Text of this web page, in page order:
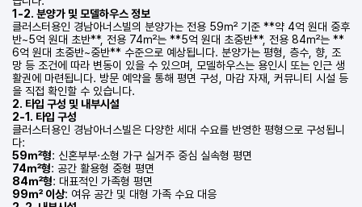
1-2. 분양가 및 모델하우스 정보
클러스터용인 경남아너스빌의 분양가는 전용 59㎡ 기준 **약 4억 원대 중후
반~5억 원대 초반**, 전용 74㎡는 **5억 원대 초중반**, 전용 84㎡는 **
6억 원대 초중반~중반** 수준으로 예상됩니다. 분양가는 평형, 층수, 향, 조
망 등 조건에 따라 변동이 있을 수 있으며, 모델하우스는 용인시 또는 인근 생
활권에 마련됩니다. 방문 예약을 통해 평면 구성, 마감 자재, 커뮤니티 시설 등
을 직접 확인할 수 있습니다.
2. 타입 구성 및 내부시설
2-1. 타입 구성
클러스터용인 경남아너스빌은 다양한 세대 수요를 반영한 평형으로 구성됩니
다:
59㎡형: 신혼부부·소형 가구 실거주 중심 실속형 평면
74㎡형: 공간 활용형 중형 평면
84㎡형: 대표적인 가족형 평면
99㎡ 이상: 여유 공간 및 대형 가족 수요 대응